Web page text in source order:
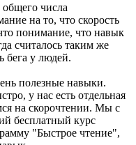
общего числа
на то, что скорость
понимание, что навык
считалось таким же
бега у людей.
полезные навыки.
у нас есть отдельная
на скорочтении. Мы с
бесплатный курс
"Быстрое чтение",